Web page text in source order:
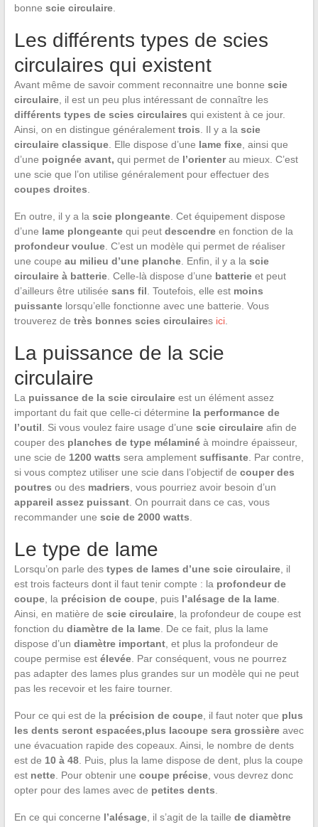
bonne scie circulaire.
Les différents types de scies
circulaires qui existent
Avant même de savoir comment reconnaitre une bonne scie
circulaire, il est un peu plus intéressant de connaître les
différents types de scies circulaires qui existent à ce jour.
Ainsi, on en distingue généralement trois . Il y a la scie
circulaire classique. Elle dispose d’une lame fixe, ainsi que
d’une poignée avant, qui permet de l’orienterau mieux. C’est
une scie que l’on utilise généralement pour effectuer des
coupes droites
En outre, il y a la scie plongeante. Cet équipement dispose
d’une lame plongeantequi peut descendreen fonction de la
profondeur voulue. C’est un modèle qui permet de réaliser
une coupe au milieu d’une planche. Enfin, il y a la scie
circulaire à batterie. Celle-là dispose d’une batterieet peut
d’ailleurs être utilisée sans fil . Toutefois, elle est moins
puissantelorsqu’elle fonctionne avec une batterie. Vous
trouverez de très bonnes scies circulaires ici.
La puissance de la scie
circulaire
La puissance de la scie circulaireest un élément assez
important du fait que celle-ci détermine la performance de
l’outil . Si vous voulez faire usage d’une scie circulaireafin de
couper des planches de type mélaminéà moindre épaisseur,
une scie de 1200 watts sera amplement suffisante. Par contre,
si vous comptez utiliser une scie dans l’objectif de couper des
poutres ou des madriers , vous pourriez avoir besoin d’un
appareil assez puissant. On pourrait dans ce cas, vous
recommander une scie de 2000 watts
Le type de lame
Lorsqu’on parle des types de lames d’une scie circulaire, il
est trois facteurs dont il faut tenir compte : la profondeur de
coupe, la précision de coupe, puis l’alésage de la lame.
Ainsi, en matière de scie circulaire, la profondeur de coupe est
fonction du diamètre de la lame. De ce fait, plus la lame
dispose d’un diamètre important, et plus la profondeur de
coupe permise est élevée. Par conséquent, vous ne pourrez
pas adapter des lames plus grandes sur un modèle qui ne peut
pas les recevoir et les faire tourner.
Pour ce qui est de la précision de coupe, il faut noter que plus
les dents seront espacées,plus lacoupe sera grossièreavec
une évacuation rapide des copeaux. Ainsi, le nombre de dents
est de 10 à 48. Puis, plus la lame dispose de dent, plus la coupe
est nette. Pour obtenir une coupe précise, vous devrez donc
opter pour des lames avec de petites dents
En ce qui concerne l’alésage, il s’agit de la taille de diamètre